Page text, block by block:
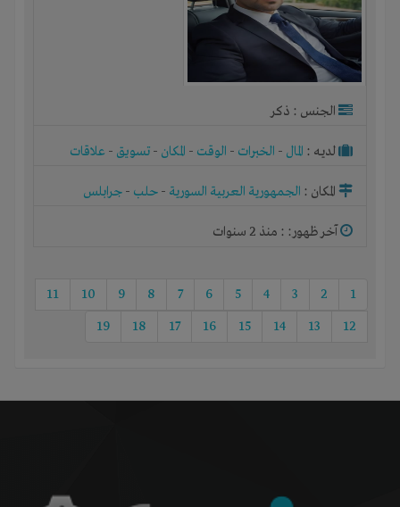
الجنس : ذكر
لديـه : المال - الخبرات - الوقت - المكان - تسويق - علاقات
المكان : الجمهورية العربية السورية - حلب - جرابلس
آخر ظهور: : منذ 2 سنوات
1
2
3
4
5
6
7
8
9
10
11
12
13
14
15
16
17
18
19